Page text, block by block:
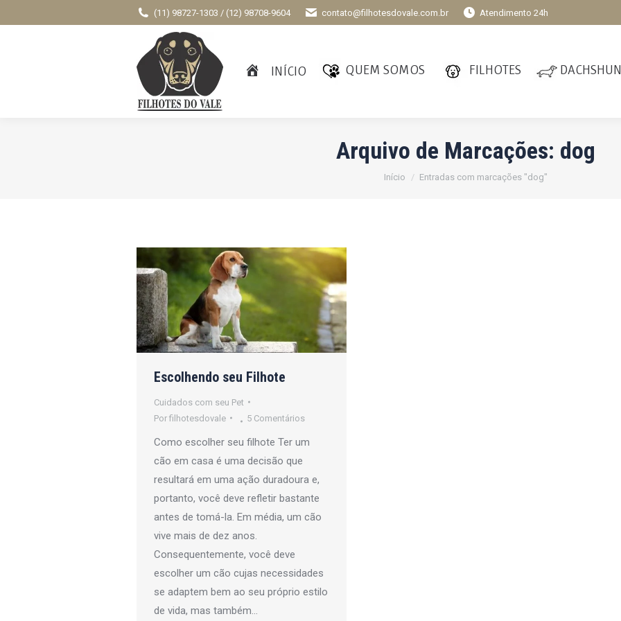
(11) 98727-1303 / (12) 98708-9604 contato@filhotesdovale.com.br Atendimento 24h
INÍCIO QUEM SOMOS FILHOTES
Arquivo de Marcações: dog
Você está aqui:
Início Entradas com marcações "dog"
Escolhendo seu Filhote
Cuidados com seu Pet
Por filhotesdovale 5 Comentários
Como escolher seu filhote Ter um
cão em casa é uma decisão que
resultará em uma ação duradoura e,
portanto, você deve refletir bastante
antes de tomá-la. Em média, um cão
vive mais de dez anos.
Consequentemente, você deve
escolher um cão cujas necessidades
se adaptem bem ao seu próprio estilo
de vida, mas também…